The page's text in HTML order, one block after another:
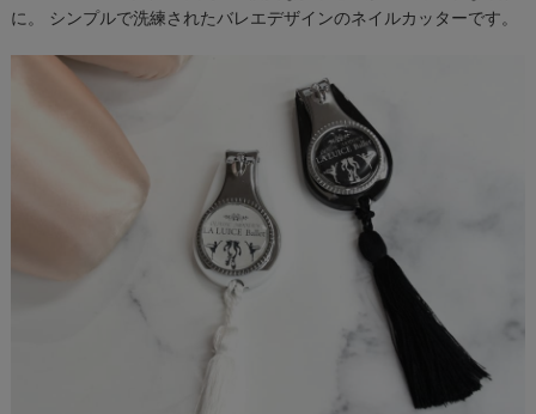
に。 シンプルで洗練されたバレエデザインのネイルカッターです。